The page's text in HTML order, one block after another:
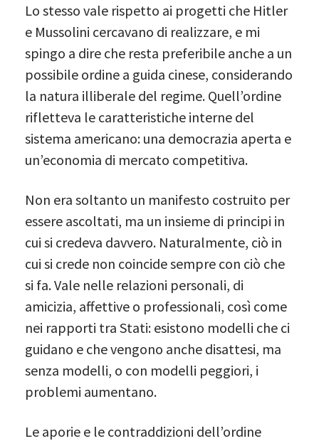
Lo stesso vale rispetto ai progetti che Hitler
e Mussolini cercavano di realizzare, e mi
spingo a dire che resta preferibile anche a un
possibile ordine a guida cinese, considerando
la natura illiberale del regime. Quell’ordine
rifletteva le caratteristiche interne del
sistema americano: una democrazia aperta e
un’economia di mercato competitiva.
Non era soltanto un manifesto costruito per
essere ascoltati, ma un insieme di principi in
cui si credeva davvero. Naturalmente, ciò in
cui si crede non coincide sempre con ciò che
si fa. Vale nelle relazioni personali, di
amicizia, affettive o professionali, così come
nei rapporti tra Stati: esistono modelli che ci
guidano e che vengono anche disattesi, ma
senza modelli, o con modelli peggiori, i
problemi aumentano.
Le aporie e le contraddizioni dell’ordine